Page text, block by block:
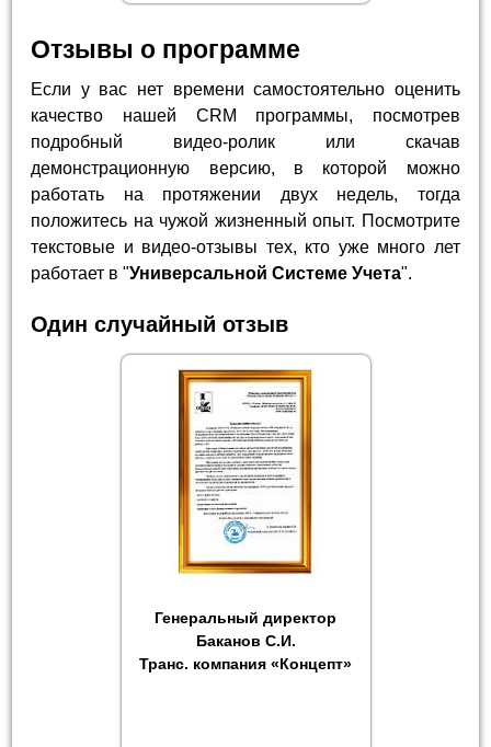
Отзывы о программе
Если у вас нет времени самостоятельно оценить
качество нашей CRM программы, посмотрев
подробный видео-ролик или скачав
демонстрационную версию, в которой можно
работать на протяжении двух недель, тогда
положитесь на чужой жизненный опыт. Посмотрите
текстовые и видео-отзывы тех, кто уже много лет
работает в "Универсальной Системе Учета".
Один случайный отзыв
Генеральный директор
Баканов С.И.
Транс. компания «Концепт»